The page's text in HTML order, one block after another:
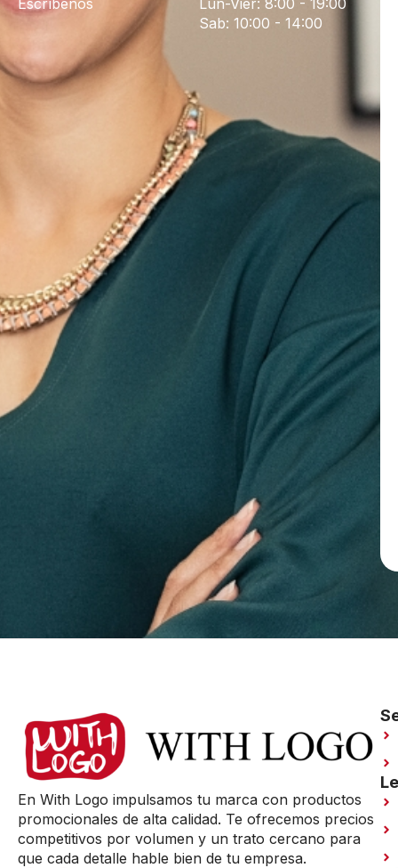
Sab: 10:00 - 14:00
En With Logo impulsamos tu marca con productos
promocionales de alta calidad. Te ofrecemos precios
competitivos por volumen y un trato cercano para
que cada detalle hable bien de tu empresa.